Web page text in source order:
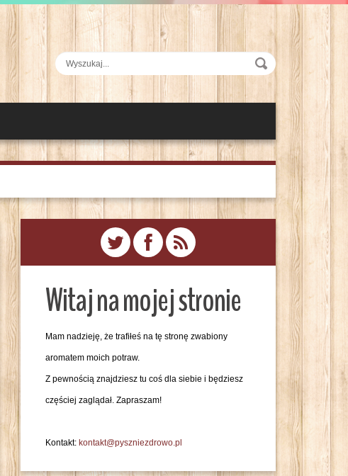
Witaj na mojej stronie
Mam nadzieję, że trafiłeś na tę stronę zwabiony
aromatem moich potraw.
Z pewnością znajdziesz tu coś dla siebie i będziesz
częściej zaglądał. Zapraszam!
Kontakt: kontakt@pyszniezdrowo.pl